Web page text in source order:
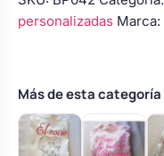
–
cantidad
personalizadas Marca:
Más de esta categoría